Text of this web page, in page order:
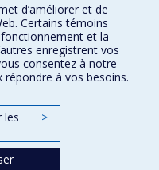
d’améliorer et de
Certains témoins
et la
enregistrent vos
consentez à notre
à vos besoins.
les
>